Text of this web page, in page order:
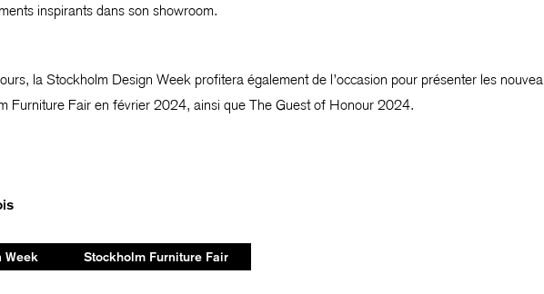
inspirants dans son showroom.
la Stockholm Design Week profitera également de l’occasion pour présenter les
Furniture Fair en février 2024, ainsi que The Guest of Honour 2024.
Week Stockholm Furniture Fair